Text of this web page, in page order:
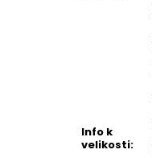
Info k
velikosti: